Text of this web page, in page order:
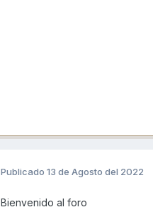
Publicado 13 de Agosto del 2022
Bienvenido al foro